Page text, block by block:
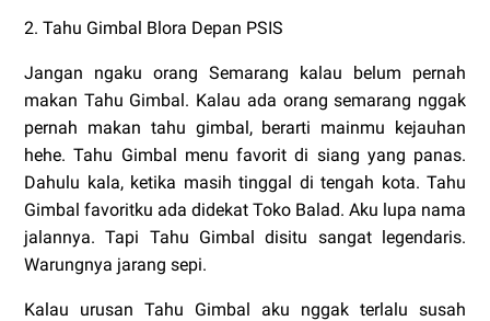
2. Tahu Gimbal Blora Depan PSIS
Jangan ngaku orang Semarang kalau belum pernah
makan Tahu Gimbal. Kalau ada orang semarang nggak
pernah makan tahu gimbal, berarti mainmu kejauhan
hehe. Tahu Gimbal menu favorit di siang yang panas.
Dahulu kala, ketika masih tinggal di tengah kota. Tahu
Gimbal favoritku ada didekat Toko Balad. Aku lupa nama
jalannya. Tapi Tahu Gimbal disitu sangat legendaris.
Warungnya jarang sepi.
Kalau urusan Tahu Gimbal aku nggak terlalu susah